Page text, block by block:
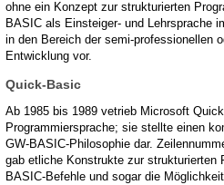
ohne ein Konzept zur strukturierten
BASIC als Einsteiger- und Lehrsprache
in den Bereich der semi-professionellen
Entwicklung vor.
Quick-Basic
Ab 1985 bis 1989 vetrieb Microsoft
Programmiersprache; sie stellte einen
GW-BASIC-Philosophie dar.
gab etliche Konstrukte zur strukturierten
BASIC-Befehle und sogar die